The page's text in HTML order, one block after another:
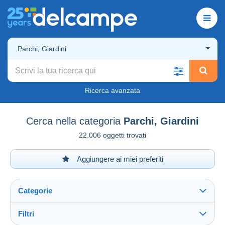
Parchi, Giardini
Ricerca avanzata
Cerca nella categoria Parchi, Giardini
22.006 oggetti trovati
Aggiungere ai miei preferiti
Categorie
Filtri